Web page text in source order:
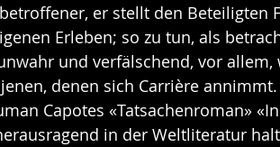
er stellt den Beteiligten
Erleben; so zu tun, als
und verfälschend, vor allem,
denen sich Carrière
Capotes «Tatsachenroman»
in der Weltliteratur